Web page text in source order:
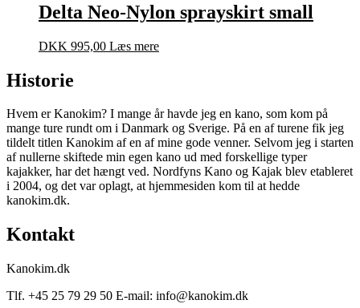
Delta Neo-Nylon sprayskirt small
DKK 995,00 Læs mere
Historie
Hvem er Kanokim? I mange år havde jeg en kano, som kom på
mange ture rundt om i Danmark og Sverige. På en af turene fik jeg
tildelt titlen Kanokim af en af mine gode venner. Selvom jeg i starten
af nullerne skiftede min egen kano ud med forskellige typer
kajakker, har det hængt ved. Nordfyns Kano og Kajak blev etableret
i 2004, og det var oplagt, at hjemmesiden kom til at hedde
kanokim.dk.
Kontakt
Kanokim.dk
Tlf. +45 25 79 29 50 E-mail: info@kanokim.dk